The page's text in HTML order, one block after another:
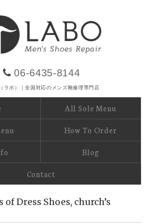
06-6435-8144
ラボ）｜全国対応のメンズ靴修理専門店
All Sole Menu
How To Order
Blog
Contact
of Dress Shoes, church’s